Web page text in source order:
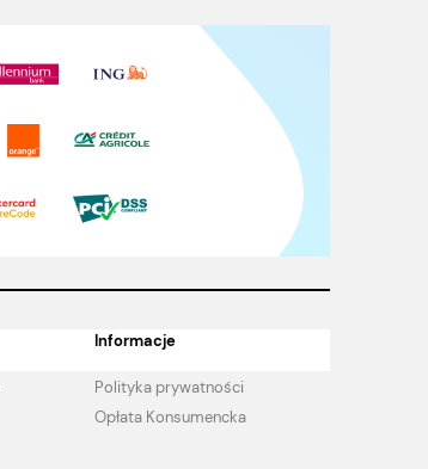
Informacje
Polityka prywatności
Opłata Konsumencka